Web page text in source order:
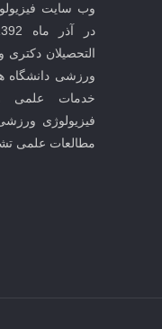
وب سایت
التحصیلان
ورزشی دانشگاه
خدمات علمی
فیزیولوژی
مطالعات علمی